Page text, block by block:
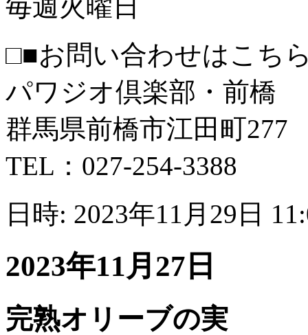
毎週火曜日
□■お問い合わせはこち
パワジオ倶楽部・前橋
群馬県前橋市江田町277
TEL：027-254-3388
日時: 2023年11月29日
2023年11月27日
完熟オリーブの実